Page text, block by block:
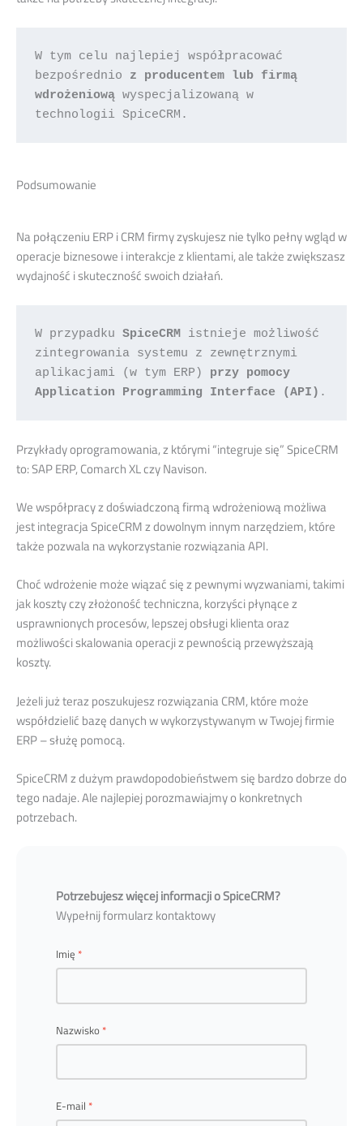
W tym celu najlepiej współpracować
bezpośrednio z producentem lub firmą
wdrożeniową wyspecjalizowaną w
technologii SpiceCRM.
Podsumowanie
Na połączeniu ERP i CRM firmy zyskujesz nie tylko pełny wgląd w
operacje biznesowe i interakcje z klientami, ale także zwiększasz
wydajność i skuteczność swoich działań.
W przypadku SpiceCRM
istnieje możliwość
zintegrowania systemu z zewnętrznymi
aplikacjami (w tym ERP) przy pomocy
Application Programming Interface (API) .
Przykłady oprogramowania, z którymi “integruje się” SpiceCRM
to: SAP ERP, Comarch XL czy Navison.
We współpracy z doświadczoną firmą wdrożeniową możliwa
jest integracja SpiceCRM z dowolnym innym narzędziem, które
także pozwala na wykorzystanie rozwiązania API.
Choć wdrożenie może wiązać się z pewnymi wyzwaniami, takimi
jak koszty czy złożoność techniczna, korzyści płynące z
usprawnionych procesów, lepszej obsługi klienta oraz
możliwości skalowania operacji z pewnością przewyższają
koszty.
Jeżeli już teraz poszukujesz rozwiązania CRM, które może
współdzielić bazę danych w wykorzystywanym w Twojej firmie
ERP – służę pomocą.
SpiceCRM z dużym prawdopodobieństwem się bardzo dobrze do
tego nadaje. Ale najlepiej porozmawiajmy o konkretnych
potrzebach.
Potrzebujesz więcej informacji o SpiceCRM?
Wypełnij formularz kontaktowy
Imię
Nazwisko
E-mail